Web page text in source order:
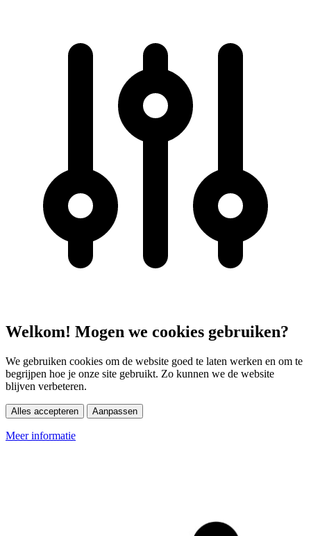
Welkom! Mogen we cookies gebruiken?
We gebruiken cookies om de website goed te laten werken en om te
begrijpen hoe je onze site gebruikt. Zo kunnen we de website
blijven verbeteren.
Alles accepteren Aanpassen
Meer informatie